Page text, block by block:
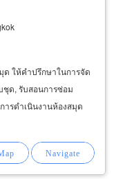
ให้คำปรึกษาในการจัด
ด, รับสอนการซ่อม
รดำเนินงานห้องสมุด